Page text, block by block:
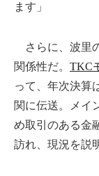
ます」
さらに、波里
関係性だ。 TKC
って、年次決算
関に伝送。メイ
め取引のある金
訪れ、現況を説